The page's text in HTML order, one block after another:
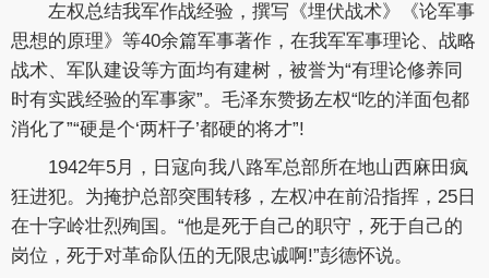
左权总结我军作战经验，撰写《埋伏战术》《论军事
思想的原理》等40余篇军事著作，在我军军事理论、战略
战术、军队建设等方面均有建树，被誉为“有理论修养同
时有实践经验的军事家”。毛泽东赞扬左权“吃的洋面包都
消化了”“硬是个‘两杆子’都硬的将才”!
1942年5月，日寇向我八路军总部所在地山西麻田疯
狂进犯。为掩护总部突围转移，左权冲在前沿指挥，25日
在十字岭壮烈殉国。“他是死于自己的职守，死于自己的
岗位，死于对革命队伍的无限忠诚啊!”彭德怀说。